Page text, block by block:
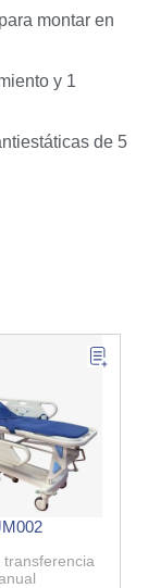
montar en
y 1
de 5